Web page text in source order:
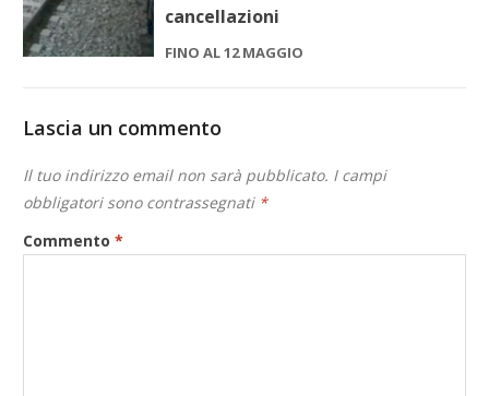
cancellazioni
FINO AL 12 MAGGIO
Lascia un commento
Il tuo indirizzo email non sarà pubblicato. I campi
obbligatori sono contrassegnati *
Commento*